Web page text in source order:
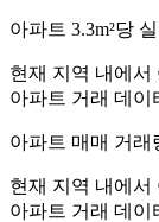
아파트 3.3m²당
현재 지역 내에서
아파트 거래 데이
아파트 매매 거래
현재 지역 내에서
아파트 거래 데이